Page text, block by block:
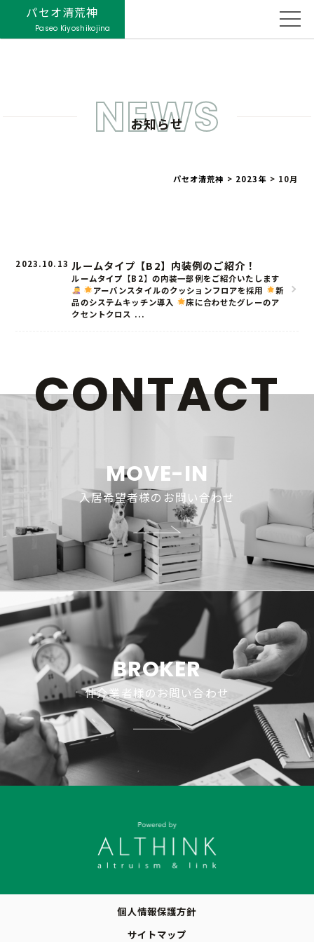
パセオ清荒神
Paseo Kiyoshikojina
お知らせ
こだわり
ルームタイプ
ロケーション
ギャラリー
物件概要
NEWS
お知らせ
パセオ清荒神 > 2023年 > 10月
2023.10.13 ルームタイプ【B2】内装例のご紹介！
ルームタイプ【B2】の内装一部例をご紹介いたします
アーバンスタイルのクッションフロアを採用
新
品のシステムキッチン導入
床に合わせたグレーのア
クセントクロス ...
CONTACT
MOVE-IN
入居希望者様のお問い合わせ
BROKER
仲介業者様のお問い合わせ
個人情報保護方針
サイトマップ